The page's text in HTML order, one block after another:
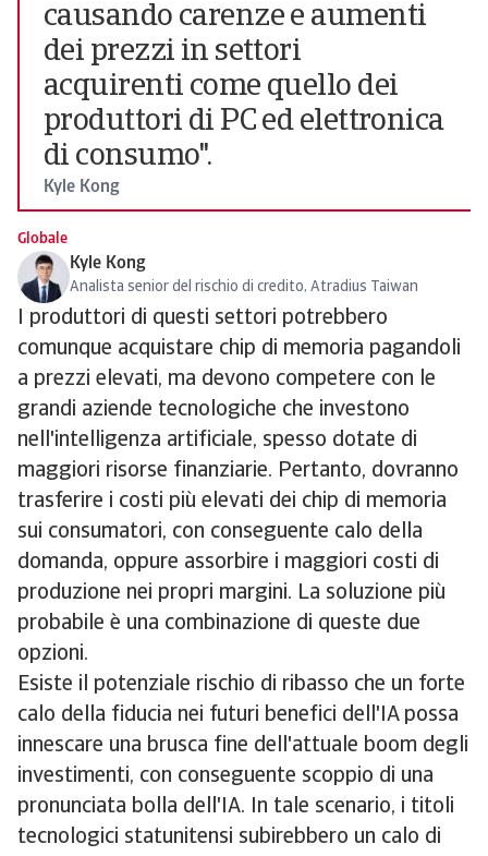
causando carenze e aumenti
dei prezzi in settori
acquirenti come quello dei
produttori di PC ed elettronica
di consumo".
Kyle Kong
Globale
Kyle Kong
Analista senior del rischio di credito, Atradius Taiwan
I produttori di questi settori potrebbero
comunque acquistare chip di memoria pagandoli
a prezzi elevati, ma devono competere con le
grandi aziende tecnologiche che investono
nell'intelligenza artificiale, spesso dotate di
maggiori risorse finanziarie. Pertanto, dovranno
trasferire i costi più elevati dei chip di memoria
sui consumatori, con conseguente calo della
domanda, oppure assorbire i maggiori costi di
produzione nei propri margini. La soluzione più
probabile è una combinazione di queste due
opzioni.
Esiste il potenziale rischio di ribasso che un forte
calo della fiducia nei futuri benefici dell'IA possa
innescare una brusca fine dell'attuale boom degli
investimenti, con conseguente scoppio di una
pronunciata bolla dell'IA. In tale scenario, i titoli
tecnologici statunitensi subirebbero un calo di